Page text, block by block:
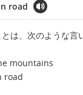
road
とは、次のような言
mountains
road